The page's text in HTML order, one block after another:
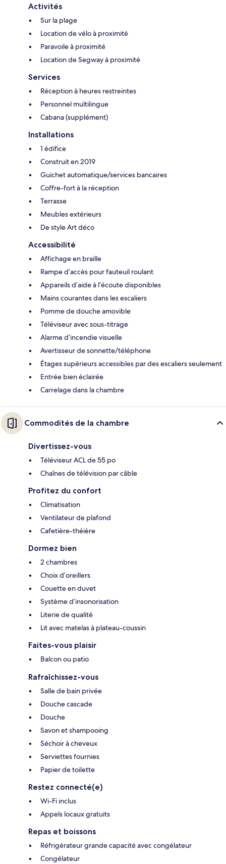
Activités
Sur la plage
Location de vélo à proximité
Paravoile à proximité
Location de Segway à proximité
Services
Réception à heures restreintes
Personnel multilingue
Cabana (supplément)
Installations
1 édifice
Construit en 2019
Guichet automatique/services bancaires
Coffre-fort à la réception
Terrasse
Meubles extérieurs
De style Art déco
Accessibilité
Affichage en braille
Rampe d’accès pour fauteuil roulant
Appareils d’aide à l’écoute disponibles
Mains courantes dans les escaliers
Pomme de douche amovible
Téléviseur avec sous-titrage
Alarme d’incendie visuelle
Avertisseur de sonnette/téléphone
Étages supérieurs accessibles par des escaliers seulement
Entrée bien éclairée
Carrelage dans la chambre
Commodités de la chambre
Divertissez-vous
Téléviseur ACL de 55 po
Chaînes de télévision par câble
Profitez du confort
Climatisation
Ventilateur de plafond
Cafetière-théière
Dormez bien
2 chambres
Choix d’oreillers
Couette en duvet
Système d’insonorisation
Literie de qualité
Lit avec matelas à plateau-coussin
Faites-vous plaisir
Balcon ou patio
Rafraîchissez-vous
Salle de bain privée
Douche cascade
Douche
Savon et shampooing
Séchoir à cheveux
Serviettes fournies
Papier de toilette
Restez connecté(e)
Wi-Fi inclus
Appels locaux gratuits
Repas et boissons
Réfrigérateur grande capacité avec congélateur
Congélateur